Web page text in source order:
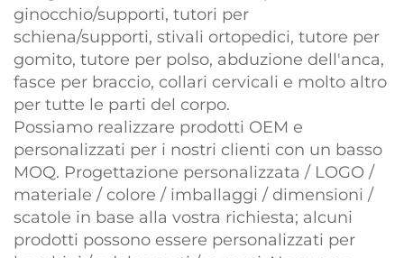
ginocchio/supporti, tutori per
schiena/supporti, stivali ortopedici, tutore per
gomito, tutore per polso, abduzione dell'anca,
fasce per braccio, collari cervicali e molto altro
per tutte le parti del corpo.
Possiamo realizzare prodotti OEM e
personalizzati per i nostri clienti con un basso
MOQ. Progettazione personalizzata / LOGO /
materiale / colore / imballaggi / dimensioni /
scatole in base alla vostra richiesta; alcuni
prodotti possono essere personalizzati per